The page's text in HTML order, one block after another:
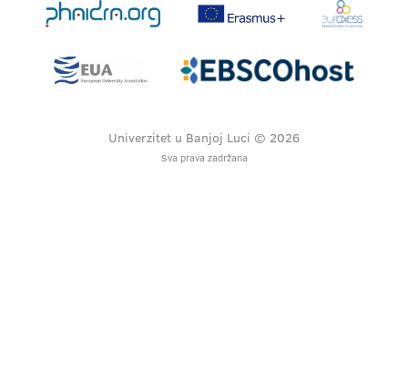
Univerzitet u Banjoj Luci © 2026
Sva prava zadržana